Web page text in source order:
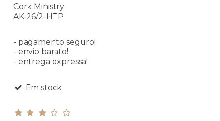
Cork Ministry
AK-26/2-HTP
- pagamento seguro!
- envio barato!
- entrega expressa!
Em stock